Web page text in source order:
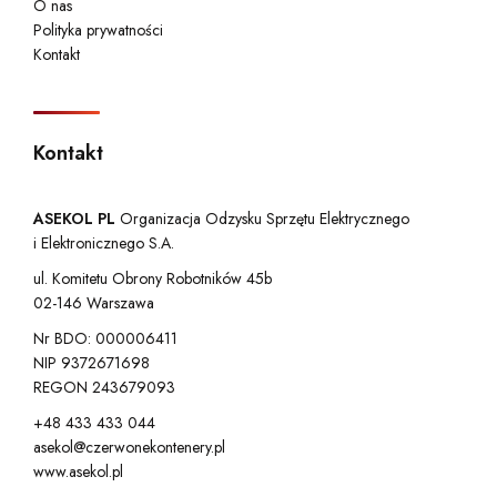
O nas
Polityka prywatności
Kontakt
Kontakt
ASEKOL PL Organizacja Odzysku Sprzętu Elektrycznego
i Elektronicznego S.A.
ul. Komitetu Obrony Robotników 45b
02-146 Warszawa
Nr BDO: 000006411
NIP 9372671698
REGON 243679093
+48 433 433 044
asekol@czerwonekontenery.pl
www.asekol.pl